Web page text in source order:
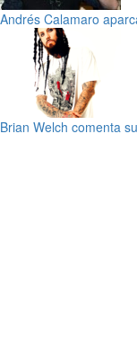
Andrés Calamaro
Brian Welch comenta